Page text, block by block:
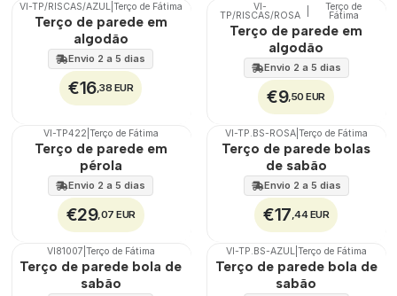
🇵🇹
VI-TP/RISCAS/AZUL| Terço de Fátima
Terço de parede em
algodão
Envio 2 a 5 dias
€16,38 EUR
🇵🇹 100%
VI-
TP/RISCAS/ROSA
Terço de
Fátima
Terço de parede em
algodão
Envio 2 a 5 dias
€9,50 EUR
🇵🇹
VI-TP422 Terço de Fátima
Terço de parede em
pérola
Envio 2 a 5 dias
€29,07 EUR
🇵🇹
VI-TP.BS-ROSA| Terço de Fátima
Terço de parede bolas
de sabão
Envio 2 a 5 dias
€17,44 EUR
🇵🇹
VI81007 Terço de Fátima
Terço de parede bola de
sabão
🇵🇹
VI-TP.BS-AZUL| Terço de Fátima
Terço de parede bola de
sabão